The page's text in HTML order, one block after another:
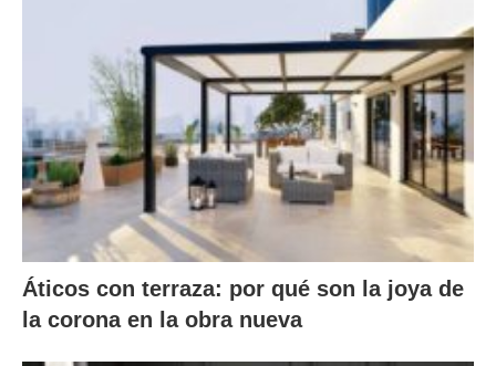
Áticos con terraza: por qué son la joya de
la corona en la obra nueva